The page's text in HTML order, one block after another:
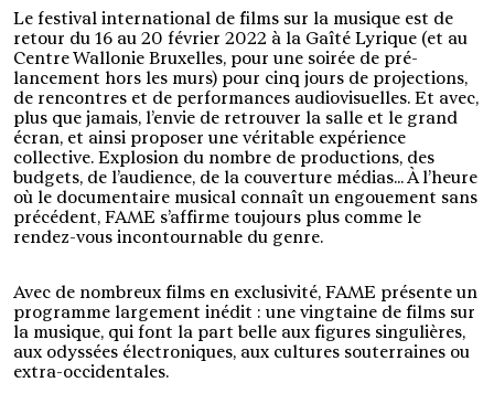
Le festival international de films sur la musique est de
retour du 16 au 20 février 2022 à la Gaîté Lyrique (et au
Centre Wallonie Bruxelles, pour une soirée de pré-
lancement hors les murs) pour cinq jours de projections,
de rencontres et de performances audiovisuelles. Et avec,
plus que jamais, l’envie de retrouver la salle et le grand
écran, et ainsi proposer une véritable expérience
collective. Explosion du nombre de productions, des
budgets, de l’audience, de la couverture médias... À l’heure
où le documentaire musical connaît un engouement sans
précédent, FAME s’affirme toujours plus comme le
rendez-vous incontournable du genre.
Avec de nombreux films en exclusivité, FAME présente un
programme largement inédit : une vingtaine de films sur
la musique, qui font la part belle aux figures singulières,
aux odyssées électroniques, aux cultures souterraines ou
extra-occidentales.